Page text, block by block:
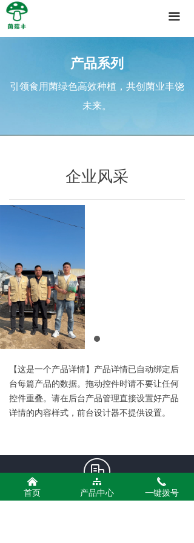
끀
企业风采
【这是一个产品详情】产品详情已自动绑定后
台每篇产品的数据。拖动控件时请不要让任何
控件重叠。请在后台产品管理直接设置好产品
详情的内容样式，前台设计器不提供设置。
引领食用菌绿色高效种植，共创菌业丰饶
未来。
产品系列
公司名称： 河南东莲生物科技有限公司
낀
首页
뀒
产品中心
끅
一键拨号